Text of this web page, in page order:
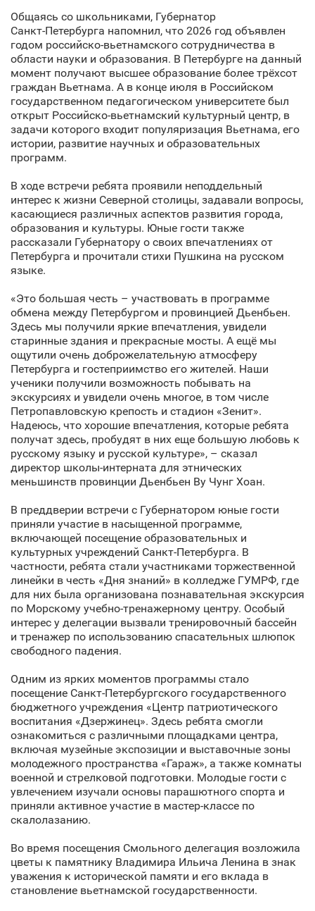
Общаясь со школьниками, Губернатор
Санкт‑Петербурга напомнил, что 2026 год объявлен
годом российско-вьетнамского сотрудничества в
области науки и образования. В Петербурге на данный
момент получают высшее образование более трёхсот
граждан Вьетнама. А в конце июля в Российском
государственном педагогическом университете был
открыт Российско-вьетнамский культурный центр, в
задачи которого входит популяризация Вьетнама, его
истории, развитие научных и образовательных
программ.
В ходе встречи ребята проявили неподдельный
интерес к жизни Северной столицы, задавали вопросы,
касающиеся различных аспектов развития города,
образования и культуры. Юные гости также
рассказали Губернатору о своих впечатлениях от
Петербурга и прочитали стихи Пушкина на русском
языке.
«Это большая честь – участвовать в программе
обмена между Петербургом и провинцией Дьенбьен.
Здесь мы получили яркие впечатления, увидели
старинные здания и прекрасные мосты. А ещё мы
ощутили очень доброжелательную атмосферу
Петербурга и гостеприимство его жителей. Наши
ученики получили возможность побывать на
экскурсиях и увидели очень многое, в том числе
Петропавловскую крепость и стадион «Зенит».
Надеюсь, что хорошие впечатления, которые ребята
получат здесь, пробудят в них еще большую любовь к
русскому языку и русской культуре», – сказал
директор школы-интерната для этнических
меньшинств провинции Дьенбьен Ву Чунг Хоан.
В преддверии встречи с Губернатором юные гости
приняли участие в насыщенной программе,
включающей посещение образовательных и
культурных учреждений Санкт‑Петербурга. В
частности, ребята стали участниками торжественной
линейки в честь «Дня знаний» в колледже ГУМРФ, где
для них была организована познавательная экскурсия
по Морскому учебно-тренажерному центру. Особый
интерес у делегации вызвали тренировочный бассейн
и тренажер по использованию спасательных шлюпок
свободного падения.
Одним из ярких моментов программы стало
посещение Санкт‑Петербургского государственного
бюджетного учреждения «Центр патриотического
воспитания «Дзержинец». Здесь ребята смогли
ознакомиться с различными площадками центра,
включая музейные экспозиции и выставочные зоны
молодежного пространства «Гараж», а также комнаты
военной и стрелковой подготовки. Молодые гости с
увлечением изучали основы парашютного спорта и
приняли активное участие в мастер-классе по
скалолазанию.
Во время посещения Смольного делегация возложила
цветы к памятнику Владимира Ильича Ленина в знак
уважения к исторической памяти и его вклада в
становление вьетнамской государственности.